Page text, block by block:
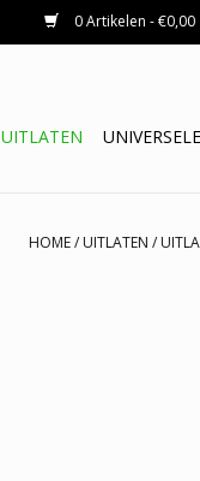
0 Artikelen - €0,00
UITLATEN
HOME/ UITLATEN /